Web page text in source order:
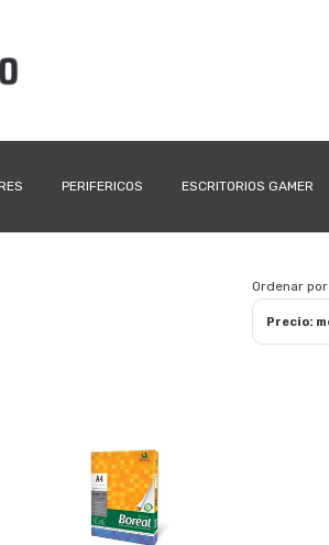
PERIFERICOS ESCRITORIOS GAMER
Ordenar por